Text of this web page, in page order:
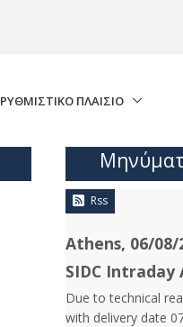
ΡΥΘΜΙΣΤΙΚΟ ΠΛΑΙΣΙΟ
Rss
Athens, 06/08/
SIDC Intraday
Due to technical
with delivery date